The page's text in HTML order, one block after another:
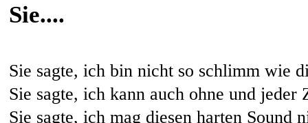
Sie....
Sie sagte, ich bin nicht so schlimm wie
Sie sagte, ich kann auch ohne und jeder
Sie sagte, ich mag diesen harten Sound